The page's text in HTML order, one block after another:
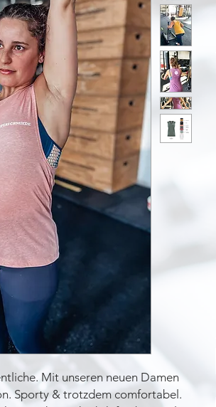
Mit unseren neuen Damen
Sporty & trotzdem comfortabel.